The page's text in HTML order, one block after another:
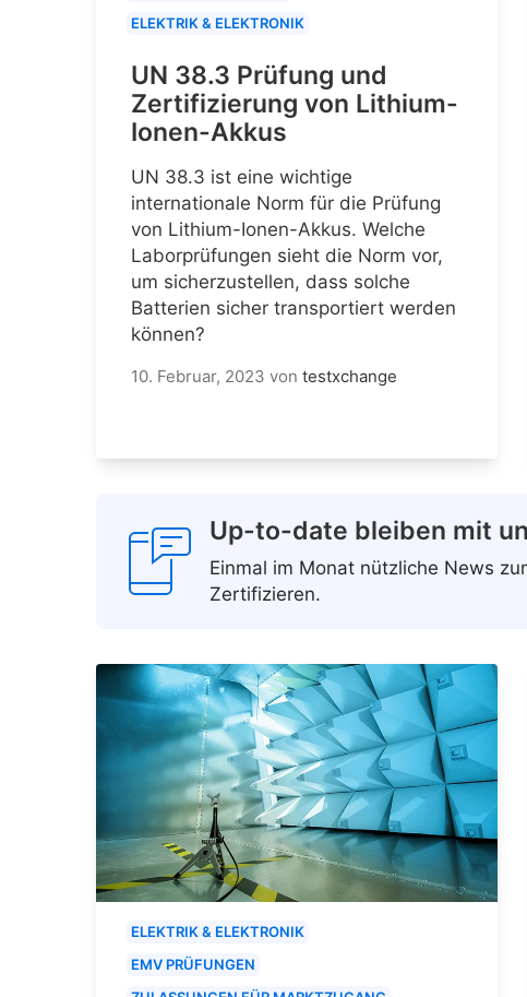
ELEKTRIK & ELEKTRONIK
UN 38.3 Prüfung und
Zertifizierung von Lithium-
Ionen-Akkus
UN 38.3 ist eine wichtige
internationale Norm für die Prüfung
von Lithium-Ionen-Akkus. Welche
Laborprüfungen sieht die Norm vor,
um sicherzustellen, dass solche
Batterien sicher transportiert werden
können?
10. Februar, 2023 von testxchange
Up-to-date bleiben mit
Einmal im Monat nützliche News
Zertifizieren.
ELEKTRIK & ELEKTRONIK
EMV PRÜFUNGEN